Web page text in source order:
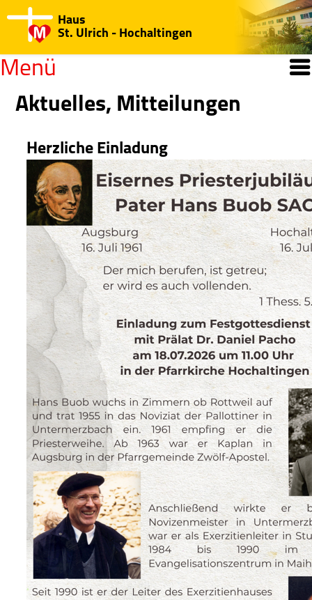
Haus
St. Ulrich - Hochaltingen
Menü
Willkommen
Kurse/Seminare
Jahresprogramm
Regularien/Hinweise
Katechisten-Kurs
Medien-Center
Open submenuHaus St. Ulrich
Haus St. Ulrich
Spiritualität
Träger des Hauses
St.-Ulrich-Stiftung
Spenden/Finanzierung
„Fest des Dankes”
Kontakt
Aktuelles, Mitteilungen
Herzliche Einladung